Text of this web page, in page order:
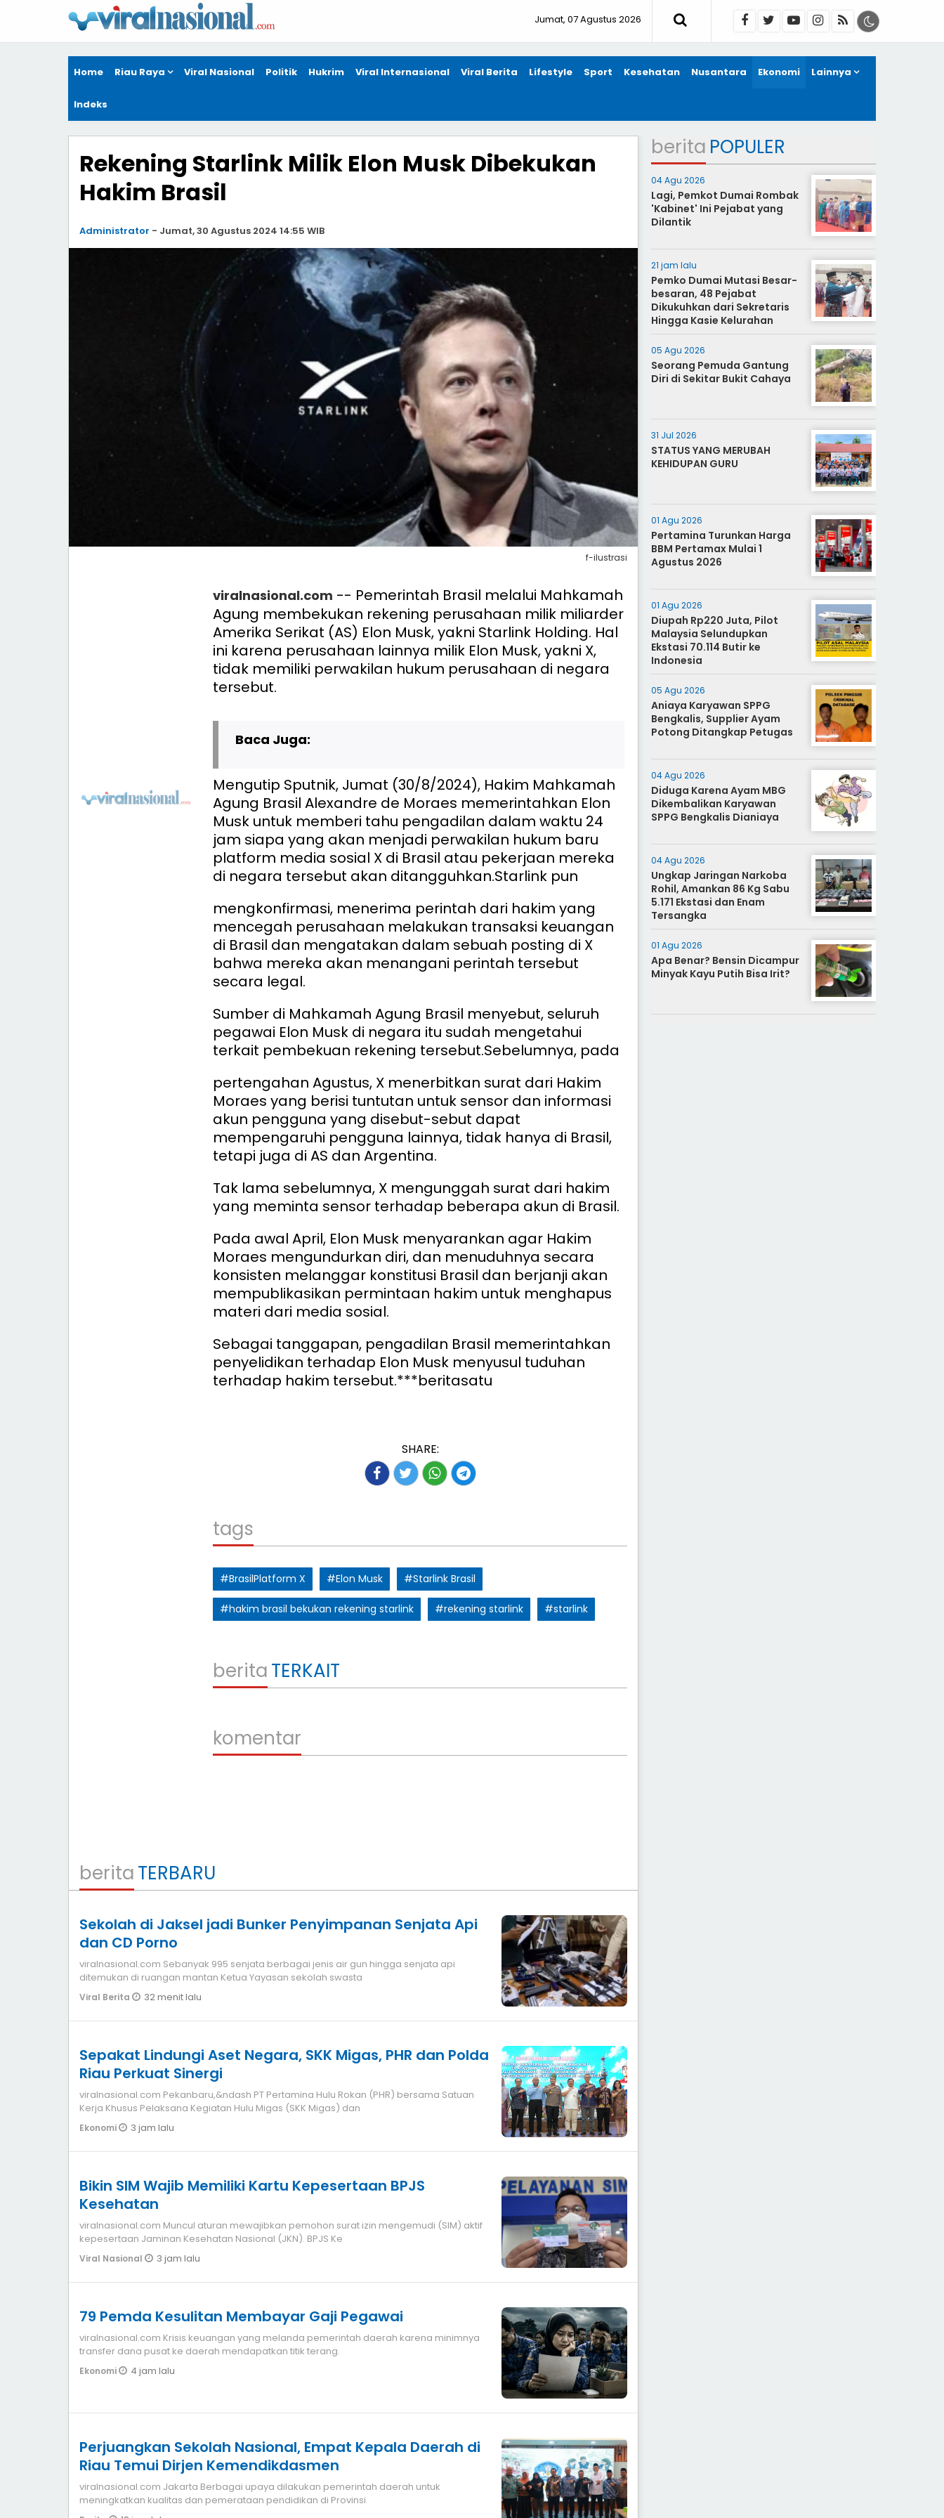
Jumat, 07 Agustus 2026
Home Riau Raya Viral Nasional Politik Hukrim Viral Internasional Viral Berita Lifestyle Sport Kesehatan Nusantara Ekonomi Lainnya
Indeks
Rekening Starlink Milik Elon Musk Dibekukan
Hakim Brasil
Administrator - Jumat, 30 Agustus 2024 14:55 WIB
f-ilustrasi
viralnasional.com -- Pemerintah Brasil melalui Mahkamah
Agung membekukan rekening perusahaan milik miliarder
Amerika Serikat (AS) Elon Musk, yakni Starlink Holding. Hal
ini karena perusahaan lainnya milik Elon Musk, yakni X,
tidak memiliki perwakilan hukum perusahaan di negara
tersebut.
Baca Juga:
Mengutip Sputnik, Jumat (30/8/2024), Hakim Mahkamah
Agung Brasil Alexandre de Moraes memerintahkan Elon
Musk untuk memberi tahu pengadilan dalam waktu 24
jam siapa yang akan menjadi perwakilan hukum baru
platform media sosial X di Brasil atau pekerjaan mereka
di negara tersebut akan ditangguhkan.Starlink pun
mengkonfirmasi, menerima perintah dari hakim yang
mencegah perusahaan melakukan transaksi keuangan
di Brasil dan mengatakan dalam sebuah posting di X
bahwa mereka akan menangani perintah tersebut
secara legal.
Sumber di Mahkamah Agung Brasil menyebut, seluruh
pegawai Elon Musk di negara itu sudah mengetahui
terkait pembekuan rekening tersebut.Sebelumnya, pada
pertengahan Agustus, X menerbitkan surat dari Hakim
Moraes yang berisi tuntutan untuk sensor dan informasi
akun pengguna yang disebut-sebut dapat
mempengaruhi pengguna lainnya, tidak hanya di Brasil,
tetapi juga di AS dan Argentina.
Tak lama sebelumnya, X mengunggah surat dari hakim
yang meminta sensor terhadap beberapa akun di Brasil.
Pada awal April, Elon Musk menyarankan agar Hakim
Moraes mengundurkan diri, dan menuduhnya secara
konsisten melanggar konstitusi Brasil dan berjanji akan
mempublikasikan permintaan hakim untuk menghapus
materi dari media sosial.
Sebagai tanggapan, pengadilan Brasil memerintahkan
penyelidikan terhadap Elon Musk menyusul tuduhan
terhadap hakim tersebut.***beritasatu
SHARE:
tags
#BrasilPlatform X #Elon Musk #Starlink Brasil
#hakim brasil bekukan rekening starlink #rekening starlink #starlink
beritaTERKAIT
komentar
beritaTERBARU
Sekolah di Jaksel jadi Bunker Penyimpanan Senjata Api
dan CD Porno
viralnasional.com Sebanyak 995 senjata berbagai jenis air gun hingga senjata api
ditemukan di ruangan mantan Ketua Yayasan sekolah swasta
Viral Berita 32 menit lalu
Sepakat Lindungi Aset Negara, SKK Migas, PHR dan Polda
Riau Perkuat Sinergi
viralnasional.com Pekanbaru,&ndash PT Pertamina Hulu Rokan (PHR) bersama Satuan
Kerja Khusus Pelaksana Kegiatan Hulu Migas (SKK Migas) dan
Ekonomi 3 jam lalu
Bikin SIM Wajib Memiliki Kartu Kepesertaan BPJS
Kesehatan
viralnasional.com Muncul aturan mewajibkan pemohon surat izin mengemudi (SIM) aktif
kepesertaan Jaminan Kesehatan Nasional (JKN). BPJS Ke
Viral Nasional 3 jam lalu
79 Pemda Kesulitan Membayar Gaji Pegawai
viralnasional.com Krisis keuangan yang melanda pemerintah daerah karena minimnya
transfer dana pusat ke daerah mendapatkan titik terang.
Ekonomi 4 jam lalu
Perjuangkan Sekolah Nasional, Empat Kepala Daerah di
Riau Temui Dirjen Kemendikdasmen
viralnasional.com Jakarta Berbagai upaya dilakukan pemerintah daerah untuk
meningkatkan kualitas dan pemerataan pendidikan di Provinsi
berita POPULER
04 Agu 2026
Lagi, Pemkot Dumai Rombak
'Kabinet' Ini Pejabat yang
Dilantik
21 jam lalu
Pemko Dumai Mutasi Besar-
besaran, 48 Pejabat
Dikukuhkan dari Sekretaris
Hingga Kasie Kelurahan
05 Agu 2026
Seorang Pemuda Gantung
Diri di Sekitar Bukit Cahaya
31 Jul 2026
STATUS YANG MERUBAH
KEHIDUPAN GURU
01 Agu 2026
Pertamina Turunkan Harga
BBM Pertamax Mulai 1
Agustus 2026
01 Agu 2026
Diupah Rp220 Juta, Pilot
Malaysia Selundupkan
Ekstasi 70.114 Butir ke
Indonesia
05 Agu 2026
Aniaya Karyawan SPPG
Bengkalis, Supplier Ayam
Potong Ditangkap Petugas
04 Agu 2026
Diduga Karena Ayam MBG
Dikembalikan Karyawan
SPPG Bengkalis Dianiaya
04 Agu 2026
Ungkap Jaringan Narkoba
Rohil, Amankan 86 Kg Sabu
5.171 Ekstasi dan Enam
Tersangka
01 Agu 2026
Apa Benar? Bensin Dicampur
Minyak Kayu Putih Bisa Irit?